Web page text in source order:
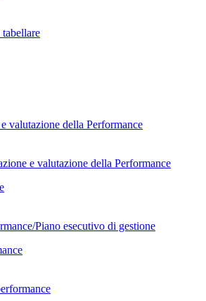
valutazione della Performance
e valutazione della Performance
Piano esecutivo di gestione